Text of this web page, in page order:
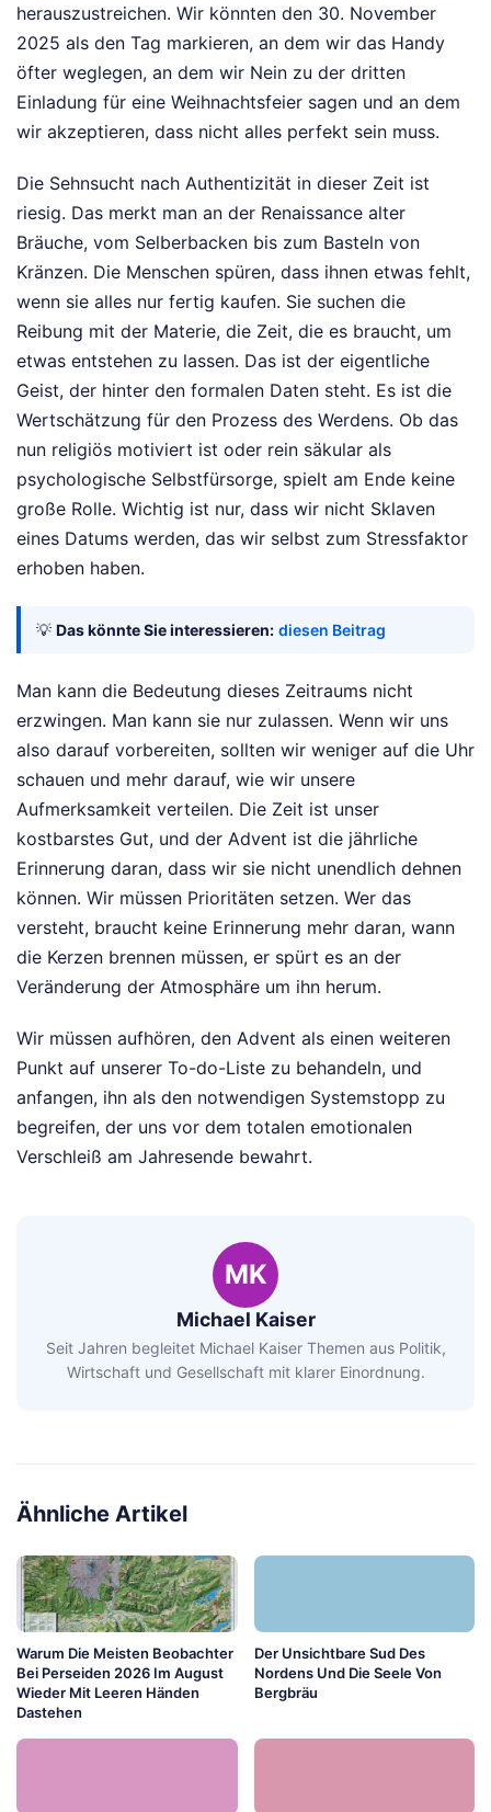
herauszustreichen. Wir könnten den 30. November
2025 als den Tag markieren, an dem wir das Handy
öfter weglegen, an dem wir Nein zu der dritten
Einladung für eine Weihnachtsfeier sagen und an dem
wir akzeptieren, dass nicht alles perfekt sein muss.
Die Sehnsucht nach Authentizität in dieser Zeit ist
riesig. Das merkt man an der Renaissance alter
Bräuche, vom Selberbacken bis zum Basteln von
Kränzen. Die Menschen spüren, dass ihnen etwas fehlt,
wenn sie alles nur fertig kaufen. Sie suchen die
Reibung mit der Materie, die Zeit, die es braucht, um
etwas entstehen zu lassen. Das ist der eigentliche
Geist, der hinter den formalen Daten steht. Es ist die
Wertschätzung für den Prozess des Werdens. Ob das
nun religiös motiviert ist oder rein säkular als
psychologische Selbstfürsorge, spielt am Ende keine
große Rolle. Wichtig ist nur, dass wir nicht Sklaven
eines Datums werden, das wir selbst zum Stressfaktor
erhoben haben.
💡 Das könnte Sie interessieren: diesen Beitrag
Man kann die Bedeutung dieses Zeitraums nicht
erzwingen. Man kann sie nur zulassen. Wenn wir uns
also darauf vorbereiten, sollten wir weniger auf die Uhr
schauen und mehr darauf, wie wir unsere
Aufmerksamkeit verteilen. Die Zeit ist unser
kostbarstes Gut, und der Advent ist die jährliche
Erinnerung daran, dass wir sie nicht unendlich dehnen
können. Wir müssen Prioritäten setzen. Wer das
versteht, braucht keine Erinnerung mehr daran, wann
die Kerzen brennen müssen, er spürt es an der
Veränderung der Atmosphäre um ihn herum.
Wir müssen aufhören, den Advent als einen weiteren
Punkt auf unserer To-do-Liste zu behandeln, und
anfangen, ihn als den notwendigen Systemstopp zu
begreifen, der uns vor dem totalen emotionalen
Verschleiß am Jahresende bewahrt.
MK
Michael Kaiser
Seit Jahren begleitet Michael Kaiser Themen aus Politik,
Wirtschaft und Gesellschaft mit klarer Einordnung.
Ähnliche Artikel
Warum Die Meisten Beobachter
Bei Perseiden 2026 Im August
Wieder Mit Leeren Händen
Dastehen
Der Unsichtbare Sud Des
Nordens Und Die Seele Von
Bergbräu